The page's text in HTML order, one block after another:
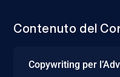
Contenuto del
Copywriting per